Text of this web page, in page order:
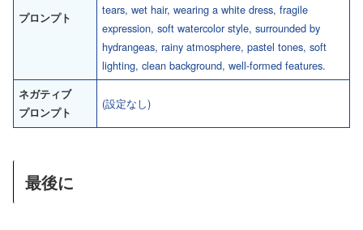
プロンプト
tears, wet hair, wearing a white dress, fragile
expression, soft watercolor style, surrounded by
hydrangeas, rainy atmosphere, pastel tones, soft
lighting, clean background, well-formed features.
ネガティブ
プロンプト
(設定なし)
最後に